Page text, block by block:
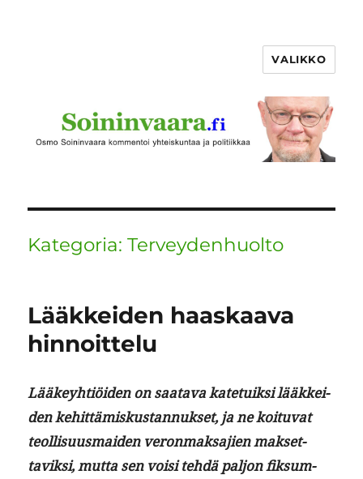
VALIKKO
Kategoria:Terveydenhuolto
Lääkkeiden haaskaava
hinnoittelu
Lääkey­htiöi­den on saata­va kate­tuik­si lääkkei­
den kehit­tämiskus­tan­nuk­set, ja ne koitu­vat
teol­lisu­us­maid­en veron­mak­sajien mak­set­
taviksi, mut­ta sen voisi tehdä paljon fik­sum­